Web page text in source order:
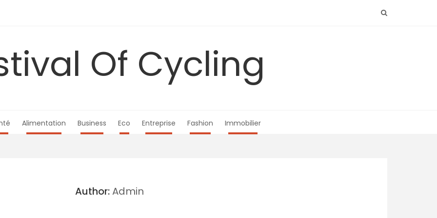
Of Cycling
Alimentation Business Eco Entreprise Fashion Immobilier
Author:Admin